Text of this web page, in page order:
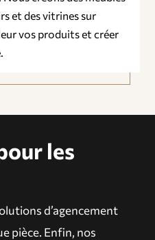
et des vitrines sur
vos produits et créer
les
d’agencement
pièce. Enfin, nos